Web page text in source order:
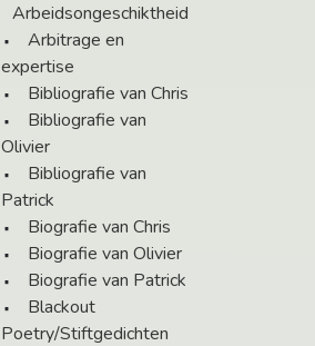
Arbeidsongeschiktheid
Arbitrage en
expertise
Bibliografie van Chris
Bibliografie van
Olivier
Bibliografie van
Patrick
Biografie van Chris
Biografie van Olivier
Biografie van Patrick
Blackout
Poetry/Stiftgedichten